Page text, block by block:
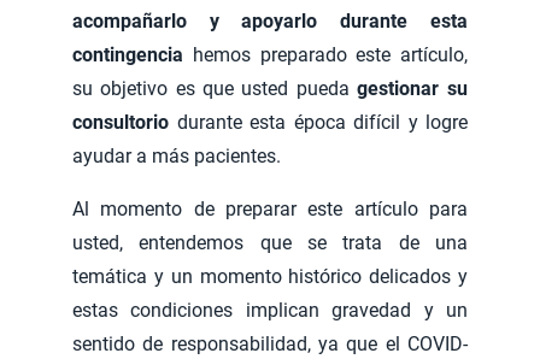
acompañarlo y apoyarlo
durante esta
contingencia hemos preparado este artículo,
su objetivo es que usted pueda gestionar su
consultorio durante esta época difícil y logre
ayudar a más pacientes.
Al momento de preparar este artículo para
usted, entendemos que se trata de una
temática y un momento histórico delicados y
estas condiciones implican gravedad y un
sentido de responsabilidad, ya que el COVID-